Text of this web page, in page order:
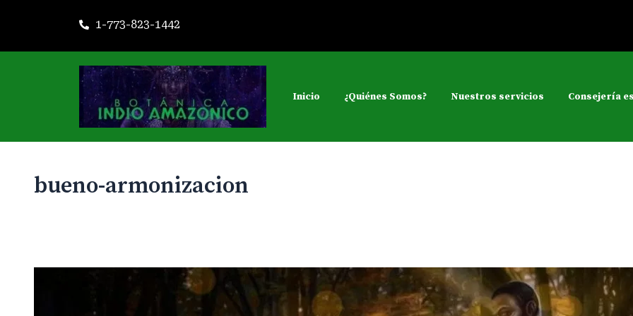
contenido
1-773-823-1442
Inicio ¿Quiénes Somos? Nuestros servicios Consejería
bueno-armonizacion